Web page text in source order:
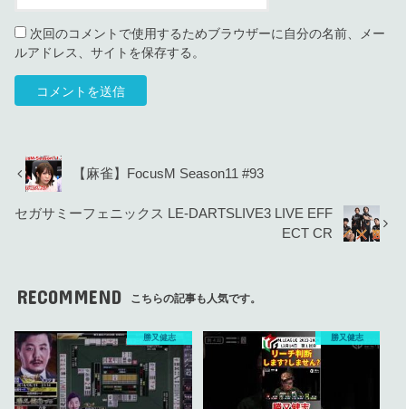
次回のコメントで使用するためブラウザーに自分の名前、メー
ルアドレス、サイトを保存する。
【麻雀】FocusM Season11 #93
セガサミーフェニックス LE-DARTSLIVE3 LIVE EFF
ECT CR
RECOMMEND こちらの記事も人気です。
勝又健志 勝又健志